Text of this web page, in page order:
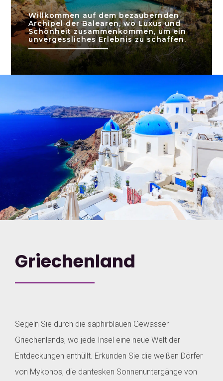
Willkommen auf dem bezaubernden
Archipel der Balearen, wo Luxus und
Schönheit zusammenkommen, um ein
unvergessliches Erlebnis zu schaffen.
Griechenland
Segeln Sie durch die saphirblauen Gewässer
Griechenlands, wo jede Insel eine neue Welt der
Entdeckungen enthüllt. Erkunden Sie die weißen Dörfer
von Mykonos, die dantesken Sonnenuntergänge von